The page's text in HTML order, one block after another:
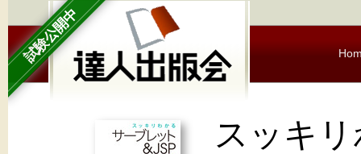
試験公開中
スッキ